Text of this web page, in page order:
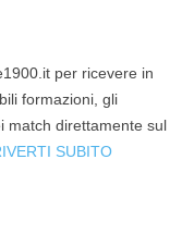
per ricevere in
formazioni, gli
match direttamente sul
SUBITO